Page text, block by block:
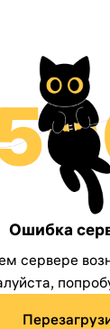
Ошибка
сервере